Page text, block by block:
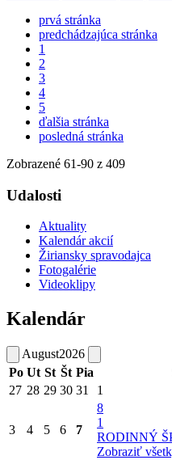
prvá stránka
predchádzajúca stránka
1
2
3
4
5
ďalšia stránka
posledná stránka
Zobrazené 61-90 z 409
Udalosti
Aktuality
Kalendár akcií
Žiriansky spravodajca
Fotogalérie
Videoklipy
Kalendár
August2026
Po Ut St Št Pia
27 28 29 30 31 1
3 4 5 6 7
8
1
RODINNÝ
Zobraziť